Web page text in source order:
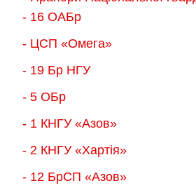
- 16 ОАБр
- ЦСП «Омега»
- 19 Бр НГУ
- 5 ОБр
- 1 КНГУ «Азов»
- 2 КНГУ «Хартія»
- 12 БрСП «Азов»